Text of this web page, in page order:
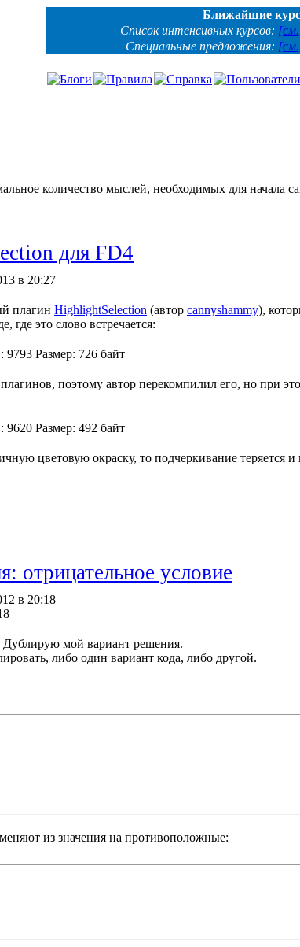
Ближайшие
Список интенсивных курсов:
Специальные предложения:
количество мыслей, необходимых для начала
для FD4
в 20:27
плагин HighlightSelection (автор cannyshammy),
где это слово встречается:
поэтому автор перекомпилил его, но при
цветовую окраску, то подчеркивание теряется
отрицательное условие
в 20:18
Дублирую мой вариант решения.
либо один вариант кода, либо другой.
из значения на противоположные: